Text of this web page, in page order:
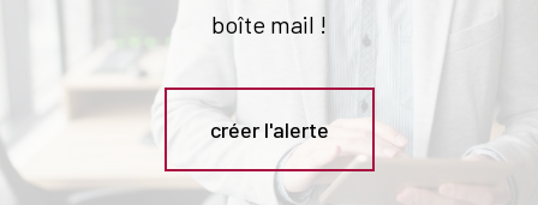
boîte mail !
créer l'alerte